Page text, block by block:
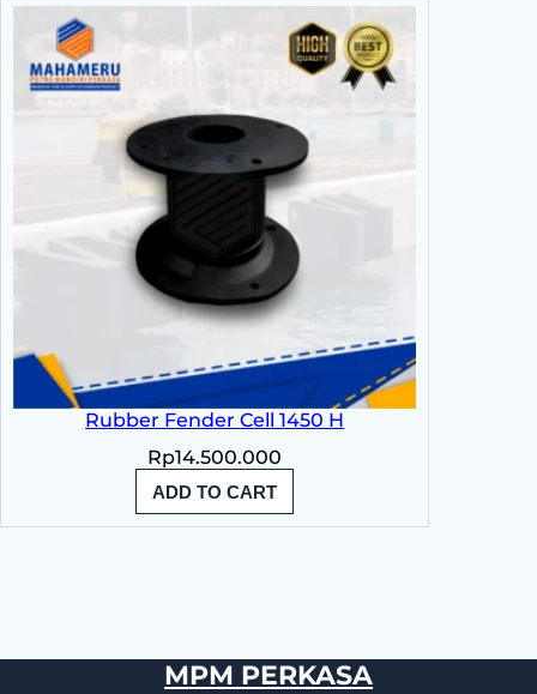
Rubber Fender Cell 1450 H
Rp14.500.000
ADD TO CART
MPM PERKASA